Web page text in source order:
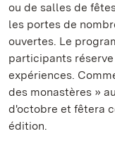
ou de salles de
les portes de
ouvertes. Le
participants
expériences.
des monastères »
d'octobre et fêtera
édition.